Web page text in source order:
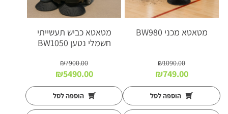
מטאטא מכני BW980
₪1090.00
המחיר
המקורי
היה:
₪1090.00.
₪749.00
הנוכחי
הוא:
₪749.00.
הוספה לסל
מטאטא כביש תעשייתי
חשמלי נטען BW1050
₪7900.00
המחיר
המקורי
היה:
₪7900.00.
₪5490.00
הנוכחי
הוא:
₪5490.00.
הוספה לסל